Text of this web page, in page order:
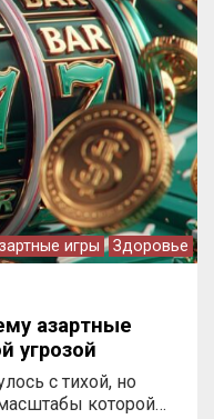
игры Здоровье
азартные
угрозой
с тихой, но
которой…